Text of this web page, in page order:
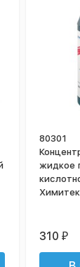
80301
жидкое
310₽